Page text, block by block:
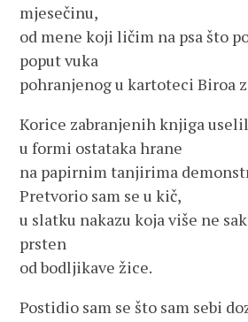
mjesečinu,
od mene koji ličim na psa što
poput vuka
pohranjenog u kartoteci Biroa
Korice zabranjenih knjiga
u formi ostataka hrane
na papirnim tanjirima
Pretvorio sam se u kič,
u slatku nakazu koja više ne
prsten
od bodljikave žice.
Postidio sam se što sam sebi